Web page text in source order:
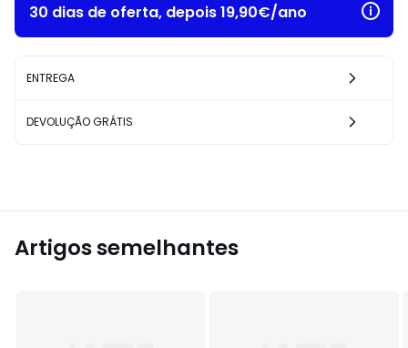
30 dias de oferta, depois 19,90€/ano
ENTREGA
DEVOLUÇÃO GRÁTIS
Artigos semelhantes